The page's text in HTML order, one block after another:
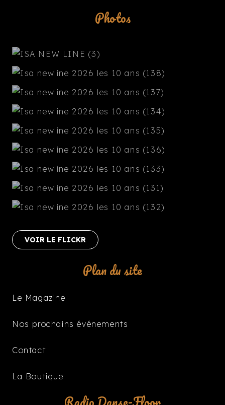
Photos
VOIR LE FLICKR
Plan du site
Le Magazine
Nos prochains événements
Contact
La Boutique